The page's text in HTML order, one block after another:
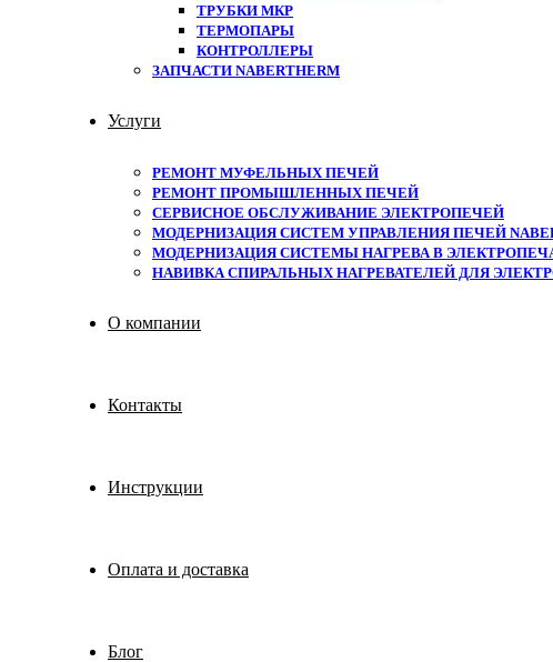
ТРУБКИ МКР
ТЕРМОПАРЫ
КОНТРОЛЛЕРЫ
ЗАПЧАСТИ NABERTHERM
Услуги
РЕМОНТ МУФЕЛЬНЫХ ПЕЧЕЙ
РЕМОНТ ПРОМЫШЛЕННЫХ ПЕЧЕЙ
СЕРВИСНОЕ ОБСЛУЖИВАНИЕ ЭЛЕКТРОПЕЧЕЙ
МОДЕРНИЗАЦИЯ СИСТЕМ УПРАВЛЕНИЯ ПЕЧЕЙ
МОДЕРНИЗАЦИЯ СИСТЕМЫ НАГРЕВА В
НАВИВКА СПИРАЛЬНЫХ НАГРЕВАТЕЛЕЙ ДЛЯ
О компании
Контакты
Инструкции
Оплата и доставка
Блог